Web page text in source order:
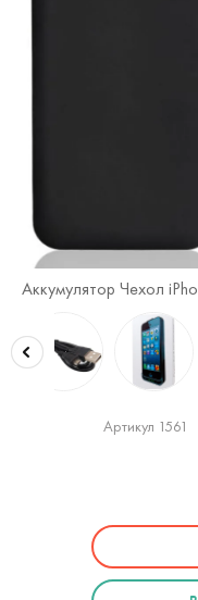
Аккумулятор Чехол
Артикул 1561